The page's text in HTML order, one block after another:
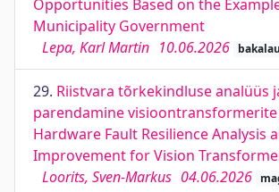
Opportunities Based on the
Municipality Government
Lepa, Karl Martin 10.06.2026
29. Riistvara tõrkekindluse analüüs
parendamine visioontransformerite
Hardware Fault Resilience Analysis
Improvement for Vision
Loorits, Sven-Markus 04.06.2026